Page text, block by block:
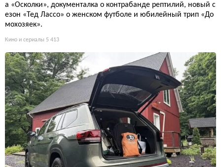
а «Осколки», документалка о контрабанде рептилий, новый с
езон «Тед Лассо» о женском футболе и юбилейный трип «До
мохозяек».
Кино и сериалы 5 413